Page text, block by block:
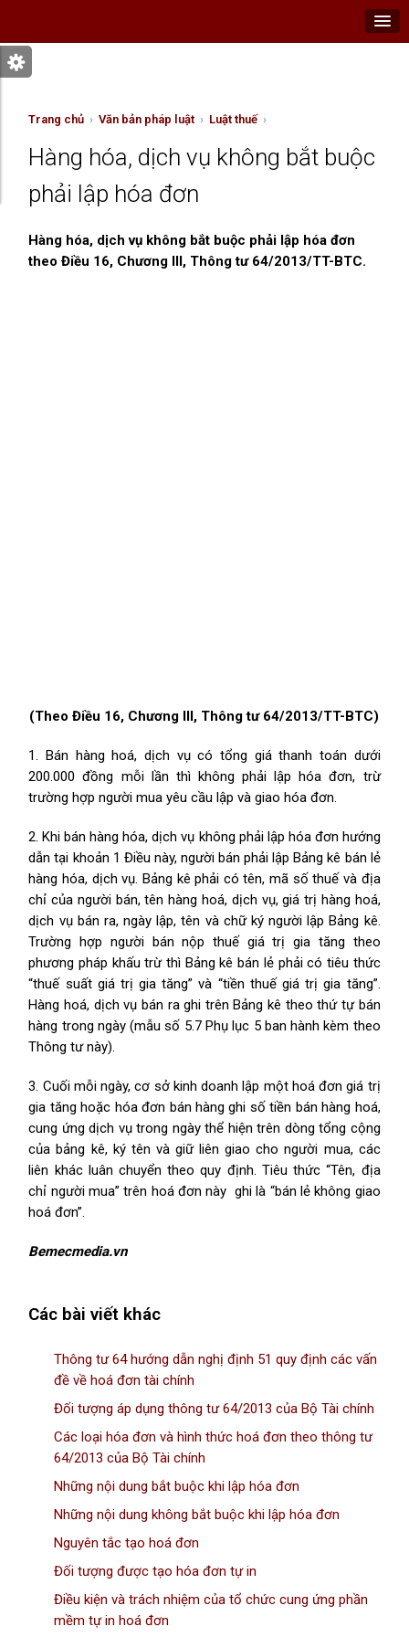
Trang chủ ›Văn bản pháp luật › Luật thuế ›
Hàng hóa, dịch vụ không bắt buộc
phải lập hóa đơn
Hàng hóa, dịch vụ không bắt buộc phải lập hóa đơn
theo Điều 16, Chương III, Thông tư 64/2013/TT-BTC.
(Theo Điều 16, Chương III, Thông tư 64/2013/TT-BTC)
1. Bán hàng hoá, dịch vụ có tổng giá thanh toán dưới
200.000 đồng mỗi lần thì không phải lập hóa đơn, trừ
trường hợp người mua yêu cầu lập và giao hóa đơn.
2. Khi bán hàng hóa, dịch vụ không phải lập hóa đơn hướng
dẫn tại khoản 1 Điều này, người bán phải lập Bảng kê bán lẻ
hàng hóa, dịch vụ. Bảng kê phải có tên, mã số thuế và địa
chỉ của người bán, tên hàng hoá, dịch vụ, giá trị hàng hoá,
dịch vụ bán ra, ngày lập, tên và chữ ký người lập Bảng kê.
Trường hợp người bán nộp thuế giá trị gia tăng theo
phương pháp khấu trừ thì Bảng kê bán lẻ phải có tiêu thức
“thuế suất giá trị gia tăng” và “tiền thuế giá trị gia tăng”.
Hàng hoá, dịch vụ bán ra ghi trên Bảng kê theo thứ tự bán
hàng trong ngày (mẫu số 5.7 Phụ lục 5 ban hành kèm theo
Thông tư này).
3. Cuối mỗi ngày, cơ sở kinh doanh lập một hoá đơn giá trị
gia tăng hoặc hóa đơn bán hàng ghi số tiền bán hàng hoá,
cung ứng dịch vụ trong ngày thể hiện trên dòng tổng cộng
của bảng kê, ký tên và giữ liên giao cho người mua, các
liên khác luân chuyển theo quy định. Tiêu thức “Tên, địa
chỉ người mua” trên hoá đơn này ghi là “bán lẻ không giao
hoá đơn”.
Bemecmedia.vn
Các bài viết khác
Thông tư 64 hướng dẫn nghị định 51 quy định các vấn
đề về hoá đơn tài chính
Đối tượng áp dụng thông tư 64/2013 của Bộ Tài chính
Các loại hóa đơn và hình thức hoá đơn theo thông tư
64/2013 của Bộ Tài chính
Những nội dung bắt buộc khi lập hóa đơn
Những nội dung không bắt buộc khi lập hóa đơn
Nguyên tắc tạo hoá đơn
Đối tượng được tạo hóa đơn tự in
Điều kiện và trách nhiệm của tổ chức cung ứng phần
mềm tự in hoá đơn